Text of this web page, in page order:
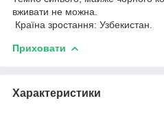
вживати не можна.
Країна зростання: Узбекистан.
Приховати
Характеристики